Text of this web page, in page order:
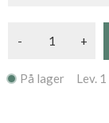
- +
På lager Lev. 1